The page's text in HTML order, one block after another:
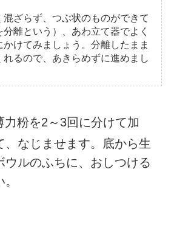
ざらず、つぶ状のものができて
離という）、あわ立て器でよく
けてみましょう。分離したまま
るので、あきらめずに進めまし
粉を2～3回に分けて加
、なじませます。底から生
ウルのふちに、おしつける